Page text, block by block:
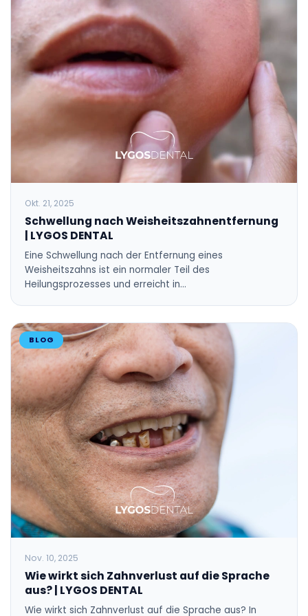
Okt. 21, 2025
Schwellung nach Weisheitszahnentfernung
| LYGOS DENTAL
Eine Schwellung nach der Entfernung eines
Weisheitszahns ist ein normaler Teil des
Heilungsprozesses und erreicht in…
BLOG
Nov. 10, 2025
Wie wirkt sich Zahnverlust auf die Sprache
aus? | LYGOS DENTAL
Wie wirkt sich Zahnverlust auf die Sprache aus? In